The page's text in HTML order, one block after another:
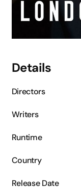
Details
Directors
Writers
Runtime
Country
Release Date